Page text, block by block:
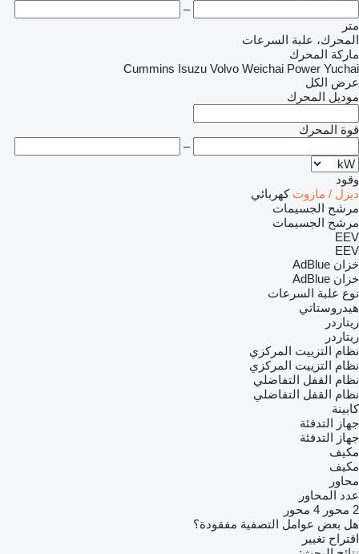
–
متر
المحرك، علبة السرعات
ماركة المحرك
Cummins Isuzu Volvo Weichai Power Yuchai
عرض الكل
موديل المحرك
قوة المحرك
–
وقود
ديزل / مازوت كهربائي
مرشح الجسيمات
مرشح الجسيمات
EEV
EEV
خزان AdBlue
خزان AdBlue
نوع علبة السرعات
هيدروستاتي
ريتاردر
ريتاردر
نظام التزييت المركزي
نظام التزييت المركزي
نظام القفل التفاضلي
نظام القفل التفاضلي
كابينة
جهاز التدفئة
جهاز التدفئة
مكيف
مكيف
محاور
عدد المحاور
2 محور
4 محور
هل بعض عوامل التصفية مفقودة؟
اقتراح تغيير